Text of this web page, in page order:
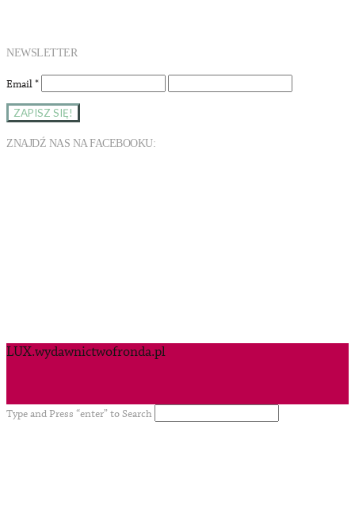
NEWSLETTER
Email*
ZNAJDŹ NAS NA FACEBOOKU:
LUX.wydawnictwofronda.pl
Type and Press “enter” to Search